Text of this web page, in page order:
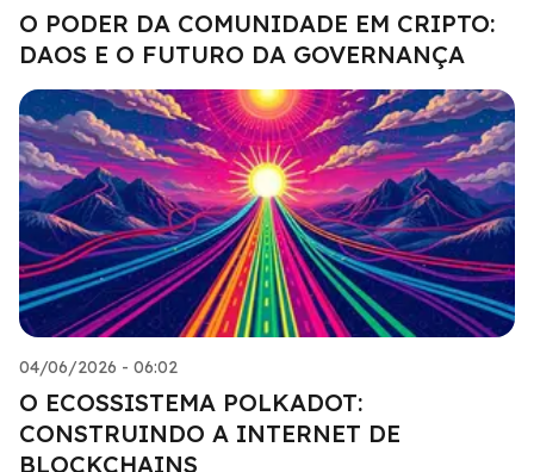
O PODER DA COMUNIDADE EM CRIPTO:
DAOS E O FUTURO DA GOVERNANÇA
04/06/2026 - 06:02
O ECOSSISTEMA POLKADOT:
CONSTRUINDO A INTERNET DE
BLOCKCHAINS